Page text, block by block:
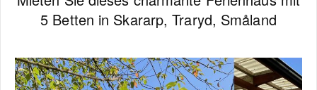
5 Betten in Skararp, Traryd, Småland